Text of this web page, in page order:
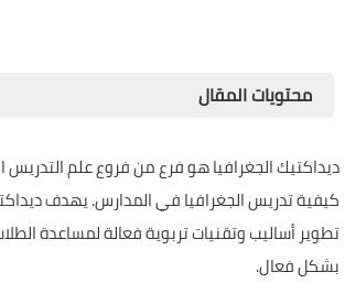
محتويات المقال
ديداكتيك الجغرافيا هو فرع من فروع علم
كيفية تدريس الجغرافيا في المدارس. يهدف
تطوير أساليب وتقنيات تربوية فعالة لمساعدة
بشكل فعال.